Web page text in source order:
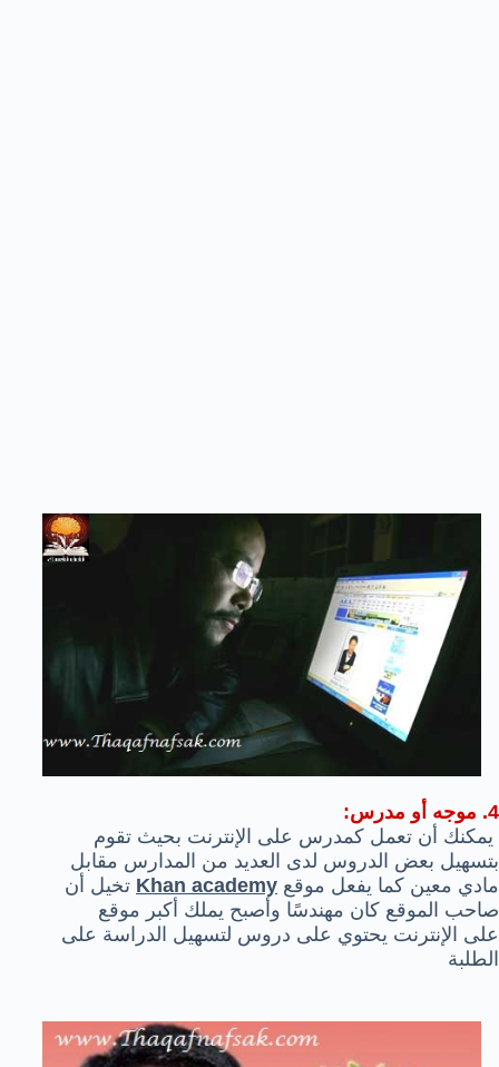
4. موجه أو مدرس:
يمكنك أن تعمل كمدرس على الإنترنت بحيث تقوم
بتسهيل بعض الدروس لدى العديد من المدارس مقابل
مادي معين كما يفعل موقع Khan academy تخيل أن
صاحب الموقع كان مهندسًا وأصبح يملك أكبر موقع
على الإنترنت يحتوي على دروس لتسهيل الدراسة على
الطلبة